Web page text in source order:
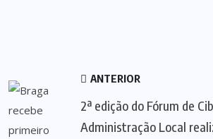
ANTERIOR
2ª edição do Fórum de
Administração Local